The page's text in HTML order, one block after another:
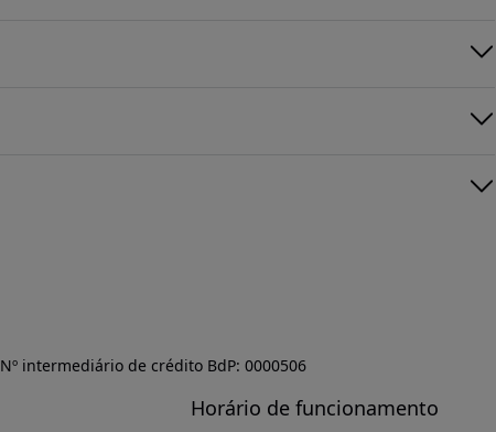
Nº intermediário de crédito BdP: 0000506
Horário de funcionamento